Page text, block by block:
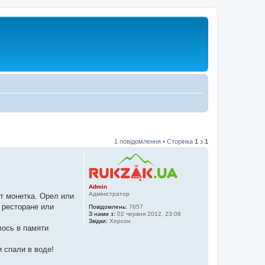
1 повідомлення • Сторінка 1 з 1
Admin
Адміністратор
Повідомлень: 7657
З нами з: 02 червня 2012, 23:08
Звідки: Херсон
монетка. Орел или
или
в памяти
спали в воде!